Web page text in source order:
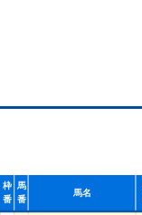
枠
番
馬
番
馬名